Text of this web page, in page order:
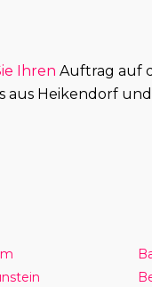
Ihren Auftrag auf
aus Heikendorf